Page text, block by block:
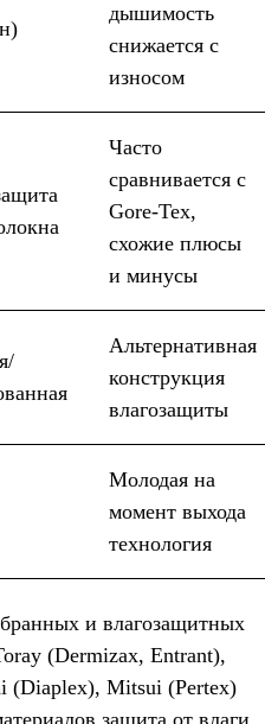
дышимость
снижается с
износом
Часто
сравнивается с
Gore-Tex,
схожие плюсы
и минусы
Альтернативная
конструкция
влагозащиты
Молодая на
момент выхода
технология
и влагозащитных
(Dermizax, Entrant),
(Diaplex), Mitsui (Pertex)